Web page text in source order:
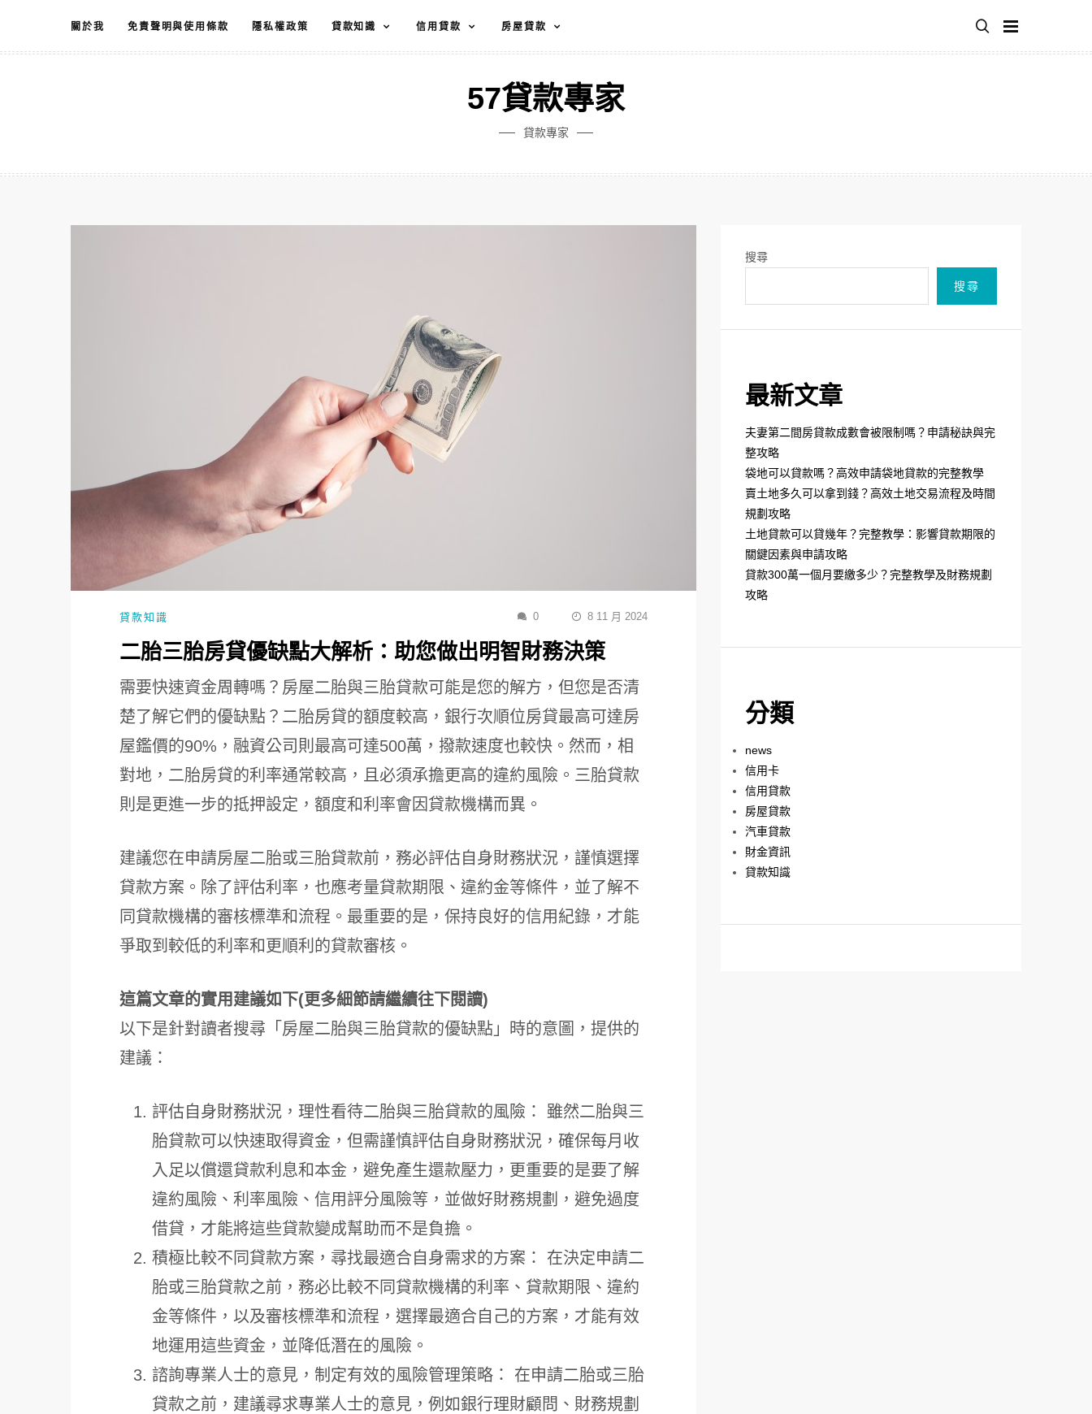
主
關於我 免責聲明與使用條款 隱私權政策 貸款知識 信用貸款 房屋貸款
57貸款專家
貸款專家
貸款知識 0 8 11 月 2024
二胎三胎房貸優缺點大解析：助您做出明智財務決策
需要快速資金周轉嗎？房屋二胎與三胎貸款可能是您的解方，但您是否清
楚了解它們的優缺點？二胎房貸的額度較高，銀行次順位房貸最高可達房
屋鑑價的90%，融資公司則最高可達500萬，撥款速度也較快。然而，相
對地，二胎房貸的利率通常較高，且必須承擔更高的違約風險。三胎貸款
則是更進一步的抵押設定，額度和利率會因貸款機構而異。
建議您在申請房屋二胎或三胎貸款前，務必評估自身財務狀況，謹慎選擇
貸款方案。除了評估利率，也應考量貸款期限、違約金等條件，並了解不
同貸款機構的審核標準和流程。最重要的是，保持良好的信用紀錄，才能
爭取到較低的利率和更順利的貸款審核。
這篇文章的實用建議如下(更多細節請繼續往下閱讀)
以下是針對讀者搜尋「房屋二胎與三胎貸款的優缺點」時的意圖，提供的
建議：
評估自身財務狀況，理性看待二胎與三胎貸款的風險： 雖然二胎與三
胎貸款可以快速取得資金，但需謹慎評估自身財務狀況，確保每月收
入足以償還貸款利息和本金，避免產生還款壓力，更重要的是要了解
違約風險、利率風險、信用評分風險等，並做好財務規劃，避免過度
借貸，才能將這些貸款變成幫助而不是負擔。
積極比較不同貸款方案，尋找最適合自身需求的方案： 在決定申請二
胎或三胎貸款之前，務必比較不同貸款機構的利率、貸款期限、違約
金等條件，以及審核標準和流程，選擇最適合自己的方案，才能有效
地運用這些資金，並降低潛在的風險。
諮詢專業人士的意見，制定有效的風險管理策略： 在申請二胎或三胎
貸款之前，建議尋求專業人士的意見，例如銀行理財顧問、財務規劃
搜尋
搜尋
最新文章
夫妻第二間房貸款成數會被限制嗎？申請秘訣與完
整攻略
袋地可以貸款嗎？高效申請袋地貸款的完整教學
賣土地多久可以拿到錢？高效土地交易流程及時間
規劃攻略
土地貸款可以貸幾年？完整教學：影響貸款期限的
關鍵因素與申請攻略
貸款300萬一個月要繳多少？完整教學及財務規劃
攻略
分類
news
信用卡
信用貸款
房屋貸款
汽車貸款
財金資訊
貸款知識